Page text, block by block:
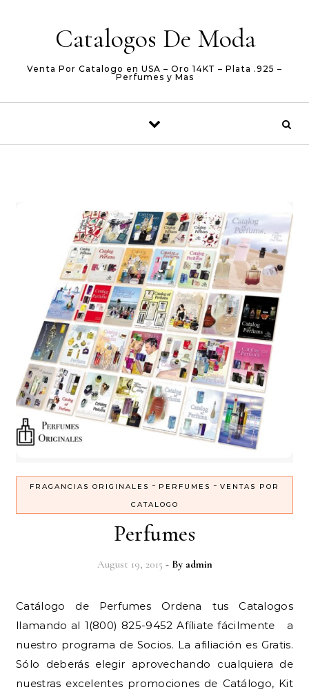
Catalogos De Moda
Venta Por Catalogo en USA – Oro 14KT – Plata .925 –
Perfumes y Mas
FRAGANCIAS ORIGINALES - PERFUMES - VENTAS POR
CATALOGO
Perfumes
August 19, 2015 - By admin
Catálogo de Perfumes Ordena tus Catalogos
llamando al 1(800) 825-9452 Afíliate fácilmente a
nuestro programa de Socios. La afiliación es Gratis.
Sólo deberás elegir aprovechando cualquiera de
nuestras excelentes promociones de Catálogo, Kit